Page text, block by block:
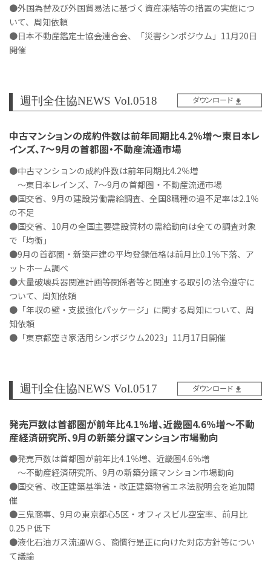
●外国為替及び外国貿易法に基づく資産凍結等の措置の実施につ
いて、周知依頼
●日本不動産鑑定士協会連合会、「災害シンポジウム」11月20日
開催
週刊全住協NEWS Vol.0518 ダウンロード
中古マンションの成約件数は前年同期比4.2％増～東日本レ
インズ、7～9月の首都圏・不動産流通市場
●中古マンションの成約件数は前年同期比4.2％増
～東日本レインズ、7～9月の首都圏・不動産流通市場
●国交省、9月の建設労働需給調査、全国8職種の過不足率は2.1％
の不足
●国交省、10月の全国主要建設資材の需給動向は全ての調査対象
で「均衡」
●9月の首都圏・新築戸建の平均登録価格は前月比0.1％下落、ア
ットホーム調べ
●大量破壊兵器関連計画等関係者等と関連する取引の法令遵守に
ついて、周知依頼
●「年収の壁・支援強化パッケージ」に関する周知について、周
知依頼
●「東京都空き家活用シンポジウム2023」11月17日開催
週刊全住協NEWS Vol.0517 ダウンロード
発売戸数は首都圏が前年比4.1％増、近畿圏4.6％増～不動
産経済研究所、9月の新築分譲マンション市場動向
●発売戸数は首都圏が前年比4.1％増、近畿圏4.6％増
～不動産経済研究所、9月の新築分譲マンション市場動向
●国交省、改正建築基準法・改正建築物省エネ法説明会を追加開
催
●三鬼商事、9月の東京都心5区・オフィスビル空室率、前月比
0.25Ｐ低下
●液化石油ガス流通ＷＧ、商慣行是正に向けた対応方針等につい
て議論